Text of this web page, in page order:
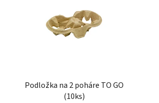
Podložka na 2 poháre TO GO
(10ks)